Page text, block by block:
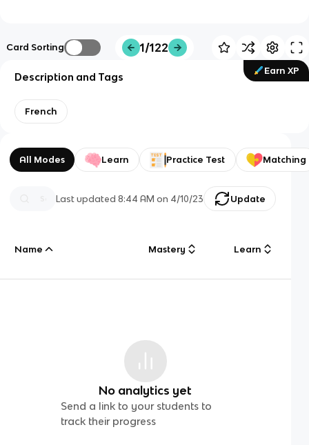
Card Sorting 1/122
Earn XP
Description and Tags
French
All Modes Learn Practice Test Matching
Last updated8:44 AM on 4/10/23 Update
Name Mastery Learn
No analytics yet
Send a link to your students to
track their progress